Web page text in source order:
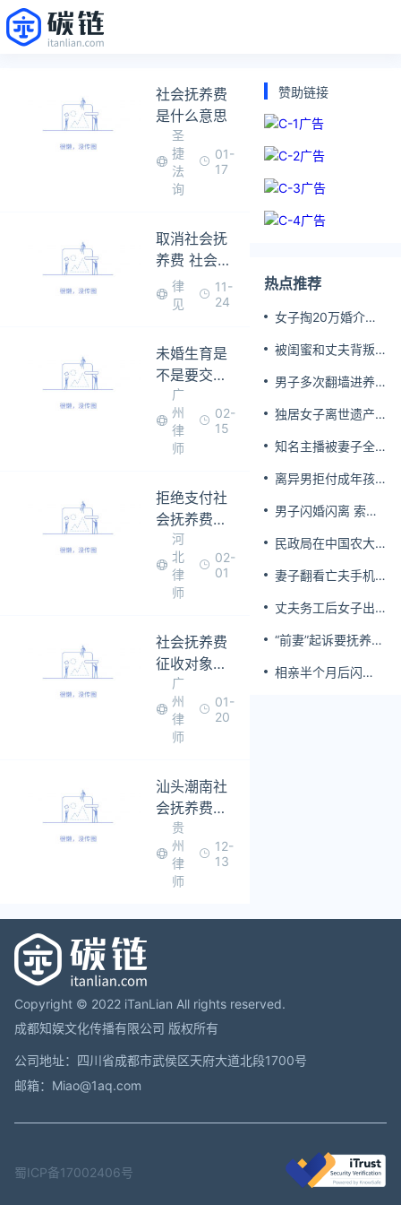
社会抚养费
是什么意思
圣
捷
法
询
01-
17
取消社会抚
养费 社会抚
养费要交多
少钱？
律
见
11-
24
未婚生育是
不是要交社
会抚养费
广
州
律
师
02-
15
拒绝支付社
会抚养费的
强制执行
河
北
律
师
02-
01
社会抚养费
征收对象是
广
州
律
师
01-
20
汕头潮南社
会抚养费的
征收规定是
什么样的
贵
州
律
师
12-
13
赞助链接
热点推荐
女子掏20万婚介费
被闺蜜和丈夫背叛
男子多次翻墙进养
独居女子离世遗产
知名主播被妻子全
后反被对簿公堂
离异男拒付成年孩
男子闪婚闪离 索还
民政局在中国农大
妻子翻看亡夫手机
婚外情，双方互相
丈夫务工后女子出
“前妻”起诉要抚养
非他亲生！男子起
相亲半个月后闪
Copyright © 2022 iTanLian All rights reserved.
成都知娱文化传播有限公司 版权所有
公司地址：四川省成都市武侯区天府大道北段1700号
邮箱：Miao@1aq.com
蜀ICP备17002406号